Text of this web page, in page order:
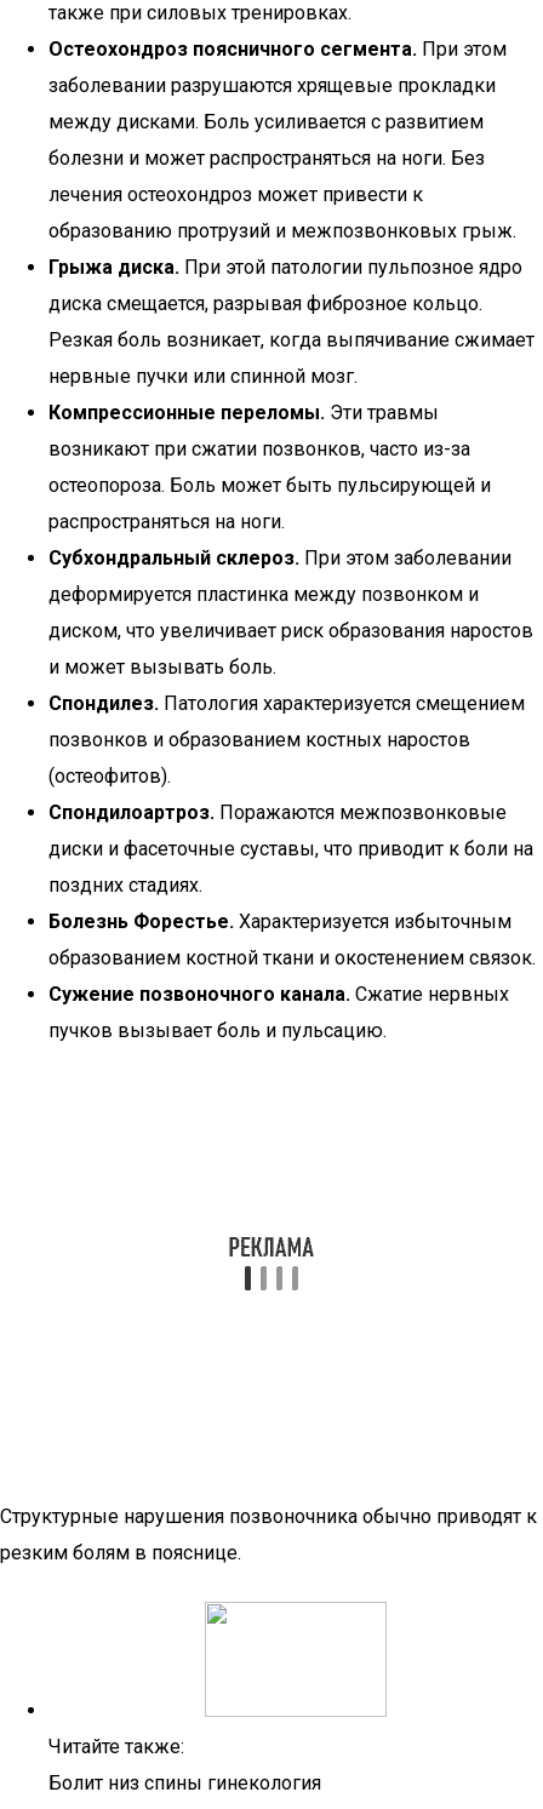
также при силовых тренировках.
Остеохондроз поясничного сегмента. При этом
заболевании разрушаются хрящевые прокладки
между дисками. Боль усиливается с развитием
болезни и может распространяться на ноги. Без
лечения остеохондроз может привести к
образованию протрузий и межпозвонковых грыж.
Грыжа диска. При этой патологии пульпозное ядро
диска смещается, разрывая фиброзное кольцо.
Резкая боль возникает, когда выпячивание сжимает
нервные пучки или спинной мозг.
Компрессионные переломы. Эти травмы
возникают при сжатии позвонков, часто из-за
остеопороза. Боль может быть пульсирующей и
распространяться на ноги.
Субхондральный склероз. При этом заболевании
деформируется пластинка между позвонком и
диском, что увеличивает риск образования наростов
и может вызывать боль.
Спондилез. Патология характеризуется смещением
позвонков и образованием костных наростов
(остеофитов).
Спондилоартроз. Поражаются межпозвонковые
диски и фасеточные суставы, что приводит к боли на
поздних стадиях.
Болезнь Форестье. Характеризуется избыточным
образованием костной ткани и окостенением связок.
Сужение позвоночного канала. Сжатие нервных
пучков вызывает боль и пульсацию.
Структурные нарушения позвоночника обычно приводят к
резким болям в пояснице.
Читайте также:
Болит низ спины гинекология